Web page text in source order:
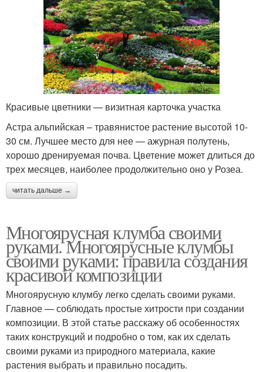
Клумба из старой
машины
Клумбы из кирпича
Трехъярусные клумбы Клумбы из камня
Клумбы из готовых
изделий
Клумба из
Цвета на даче
Клумбы из многолетних
цветов
Клумба из досок
Красивые цветники — визитная карточка участка
Астра альпийская – травянистое растение высотой 10-
30 см. Лучшее место для нее — ажурная полутень,
хорошо дренируемая почва. Цветение может длиться до
трех месяцев, наиболее продолжительно оно у Розеа.
читать дальше →
Многоярусная клумба своими
руками. Многоярусные клумбы
своими руками: правила создания
красивой композиции
Многоярусную клумбу легко сделать своими руками.
Главное — соблюдать простые хитрости при создании
композиции. В этой статье расскажу об особенностях
таких конструкций и подробно о том, как их сделать
своими руками из природного материала, какие
растения выбрать и правильно посадить.